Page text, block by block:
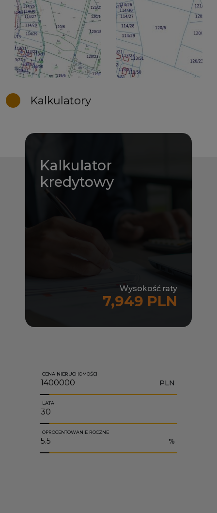
Kalkulatory
Kalkulator
kredytowy
Wysokość raty
7,949 PLN
CENA NIERUCHOMOŚCI
PLN
LATA
OPROCENTOWANIE ROCZNE
%